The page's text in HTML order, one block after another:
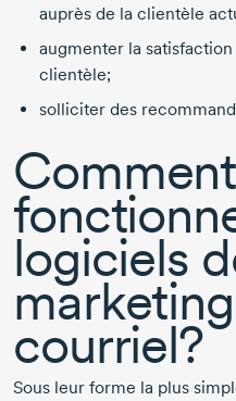
auprès de la clientèle
augmenter la
clientèle;
solliciter des
Comment
logiciels
courriel?
Sous leur forme la plus